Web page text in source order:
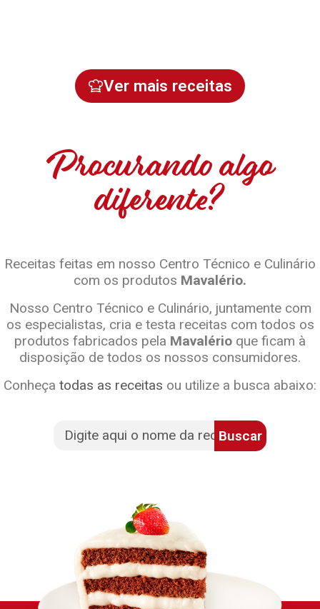
Ver mais receitas
Procurando algo
diferente?
Receitas feitas em nosso Centro Técnico e Culinário
com os produtos Mavalério.
Nosso Centro Técnico e Culinário, juntamente com
os especialistas, cria e testa receitas com todos os
produtos fabricados pela Mavalério que ficam à
disposição de todos os nossos consumidores.
Conheça todas as receitas ou utilize a busca abaixo:
Buscar